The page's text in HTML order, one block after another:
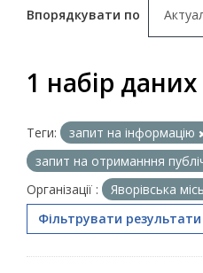
Впорядкувати по
1 набір
Теги:
запит на інформацію
запит на отриманння
Організації :
Яворівська
Фільтрувати результати